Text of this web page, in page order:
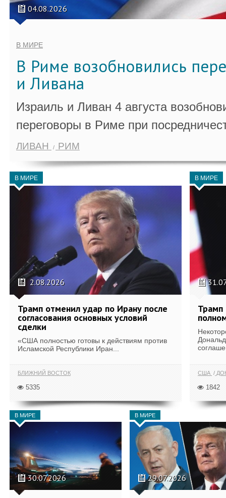
04.08.2026
В МИРЕ
В Риме возобновились
и Ливана
Израиль и Ливан 4 августа
переговоры в Риме при
ЛИВАН РИМ
В МИРЕ
2.08.2026
Трамп отменил удар по Ирану после
согласования основных условий
сделки
«США полностью готовы к действиям против
Исламской Республики Иран...
БЛИЖНИЙ ВОСТОК
5335
В МИРЕ
Трамп
США
1842
В МИРЕ
30.07.2026
В МИРЕ
29.07.2026